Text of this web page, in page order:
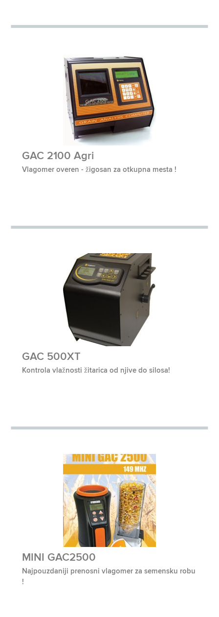
GAC 2100 Agri
Vlagomer overen - žigosan za otkupna mesta !
GAC 500XT
Kontrola vlažnosti žitarica od njive do silosa!
MINI GAC2500
Najpouzdaniji prenosni vlagomer za semensku robu
!